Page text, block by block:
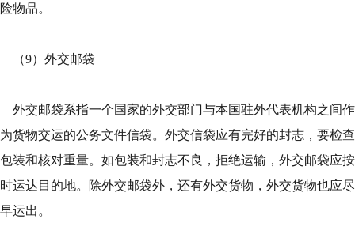
险物品。
（9）外交邮袋
外交邮袋系指一个国家的外交部门与本国驻外代表机构之间作
为货物交运的公务文件信袋。外交信袋应有完好的封志，要检查
包装和核对重量。如包装和封志不良，拒绝运输，外交邮袋应按
时运达目的地。除外交邮袋外，还有外交货物，外交货物也应尽
早运出。